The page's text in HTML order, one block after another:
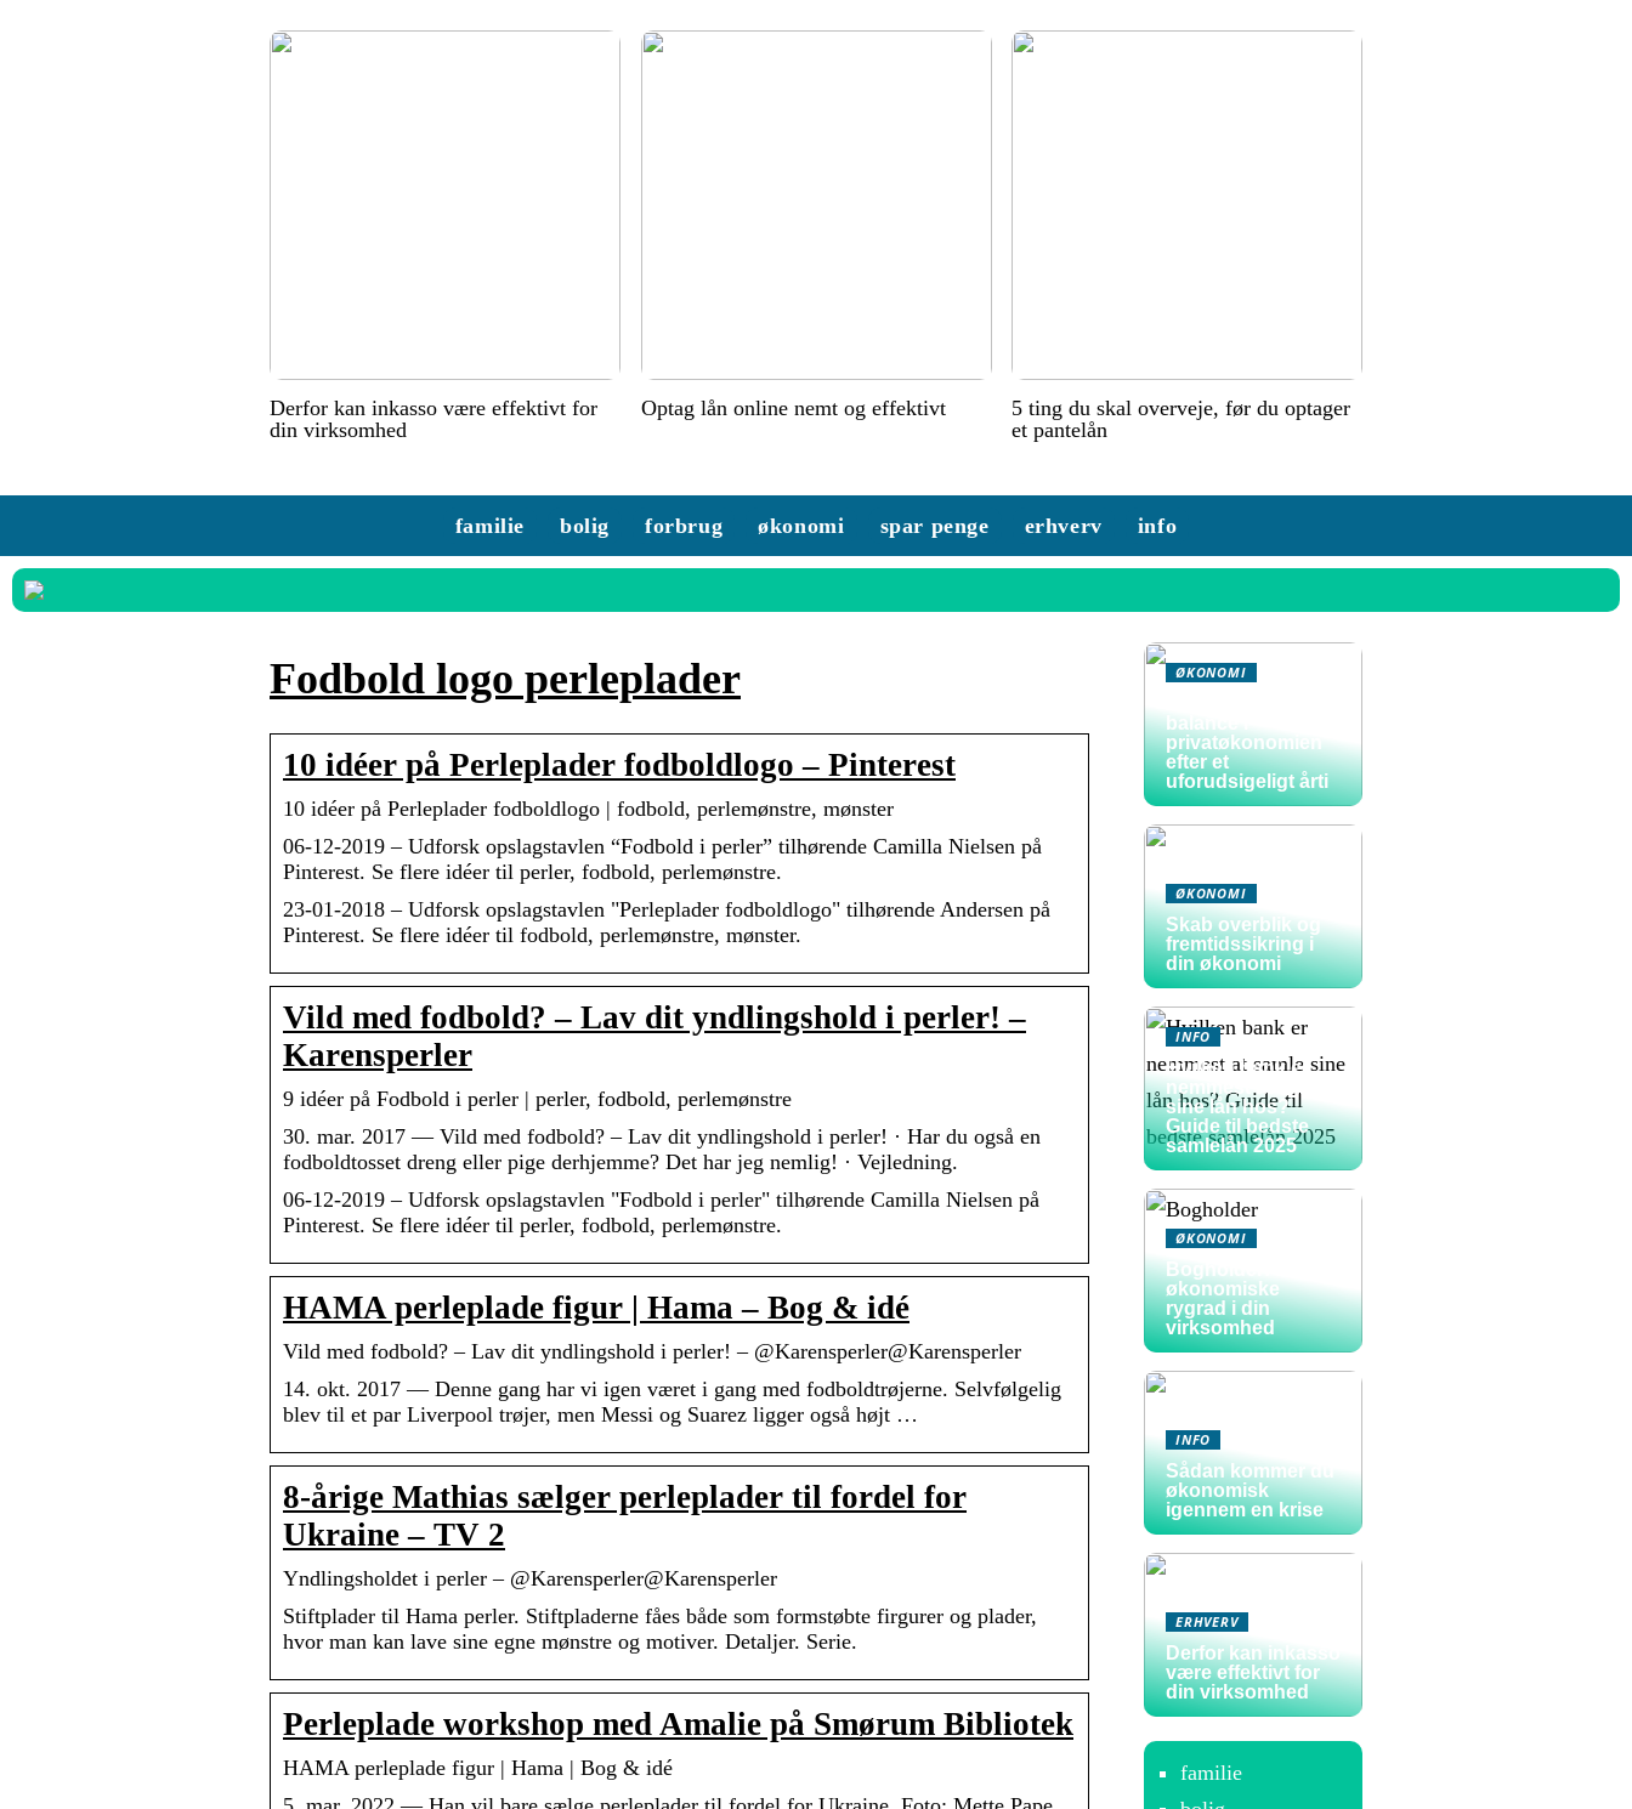
Derfor kan inkasso være effektivt for
din virksomhed
Optag lån online nemt og effektivt
5 ting du skal overveje, før du optager
et pantelån
familie bolig forbrug økonomi spar penge erhverv info
Fodbold logo perleplader
10 idéer på Perleplader fodboldlogo – Pinterest
10 idéer på Perleplader fodboldlogo | fodbold, perlemønstre, mønster
06-12-2019 – Udforsk opslagstavlen “Fodbold i perler” tilhørende Camilla Nielsen på
Pinterest. Se flere idéer til perler, fodbold, perlemønstre.
23-01-2018 – Udforsk opslagstavlen "Perleplader fodboldlogo" tilhørende Andersen på
Pinterest. Se flere idéer til fodbold, perlemønstre, mønster.
Vild med fodbold? – Lav dit yndlingshold i perler! –
Karensperler
9 idéer på Fodbold i perler | perler, fodbold, perlemønstre
30. mar. 2017 — Vild med fodbold? – Lav dit yndlingshold i perler! · Har du også en
fodboldtosset dreng eller pige derhjemme? Det har jeg nemlig! · Vejledning.
06-12-2019 – Udforsk opslagstavlen "Fodbold i perler" tilhørende Camilla Nielsen på
Pinterest. Se flere idéer til perler, fodbold, perlemønstre.
HAMA perleplade figur | Hama – Bog & idé
Vild med fodbold? – Lav dit yndlingshold i perler! – @Karensperler@Karensperler
14. okt. 2017 — Denne gang har vi igen været i gang med fodboldtrøjerne. Selvfølgelig
blev til et par Liverpool trøjer, men Messi og Suarez ligger også højt …
8-årige Mathias sælger perleplader til fordel for
Ukraine – TV 2
Yndlingsholdet i perler – @Karensperler@Karensperler
Stiftplader til Hama perler. Stiftpladerne fåes både som formstøbte firgurer og plader,
hvor man kan lave sine egne mønstre og motiver. Detaljer. Serie.
Perleplade workshop med Amalie på Smørum Bibliotek
HAMA perleplade figur | Hama | Bog & idé
ØKONOMI
balance i
privatøkonomien
efter et
uforudsigeligt årti
ØKONOMI
Skab overblik og
fremtidssikring i
din økonomi
INFO
Hvilken bank er
nemmest at samle
sine lån hos?
Guide til bedste
samlelån 2025
ØKONOMI
Bogholder: den
økonomiske
rygrad i din
virksomhed
INFO
Sådan kommer du
økonomisk
igennem en krise
ERHVERV
Derfor kan inkasso
være effektivt for
din virksomhed
familie